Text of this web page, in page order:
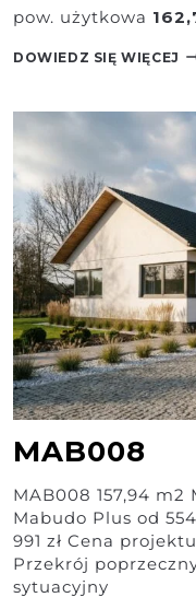
pow. użytkowa
DOWIEDZ SIĘ WIĘCEJ
MAB008
MAB008 157,94 m2
Mabudo Plus od
991 zł Cena
Przekrój
sytuacyjny